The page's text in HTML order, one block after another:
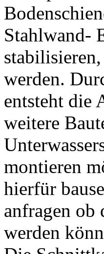
Stahlwand-
werden.
entsteht die
weitere
montieren
hierfür
anfragen ob
werden